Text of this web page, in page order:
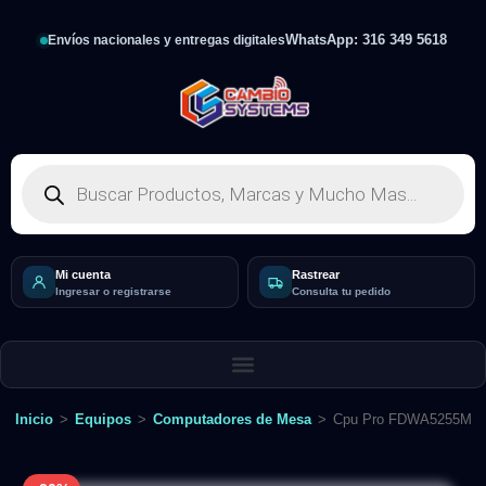
Envíos nacionales y entregas digitalesWhatsApp: 316 349 5618
Mi cuenta
Ingresar o registrarse
Rastrear
Consulta tu pedido
Inicio > Equipos > Computadores de Mesa > Cpu Pro